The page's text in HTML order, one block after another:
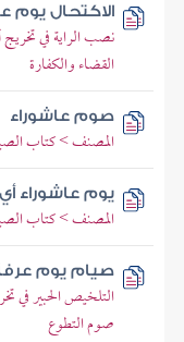
الاكتحال يوم
نصب الراية في
القضاء والكفارة
صوم عاشوراء
المصنف > كتاب
يوم عاشوراء
المصنف > كتاب
صيام يوم
التلخيص الحبير في
صوم التطوع